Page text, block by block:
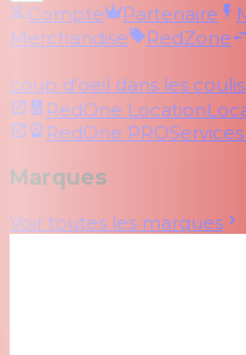
Compte Partenaire
Merchandise
RedZone
coup d'oeil dans les
RedOne Location
RedOne PRO
Marques
Voir toutes les marques